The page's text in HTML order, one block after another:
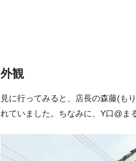
外観
見に行ってみると、店長の森藤(も
れていました。ちなみに、Y口@ま